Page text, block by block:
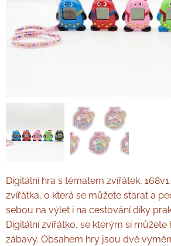
Digitální hra s tématem zvířátek,
zvířátka, o která se můžete starat a
sebou na výlet i na cestování díky
Digitální zvířátko, se kterým si
zábavy. Obsahem hry jsou dvě